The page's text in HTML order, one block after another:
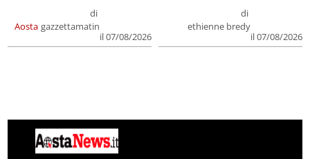
Aosta
di
gazzettamatin
il 07/08/2026
di
ethienne bredy
il 07/08/2026